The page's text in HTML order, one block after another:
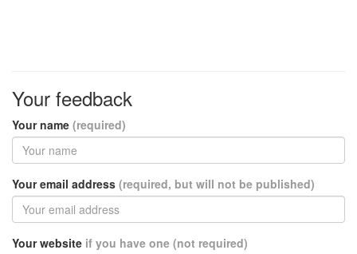
Your feedback
Your name (required)
Your email address (required, but will not be published)
Your website if you have one (not required)